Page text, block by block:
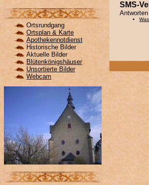
Ortsrundgang
Ortsplan & Karte
Apothekennotdienst
Historische Bilder
Aktuelle Bilder
Blütenkönigshäuser
Unsortierte Bilder
Webcam
SMS-